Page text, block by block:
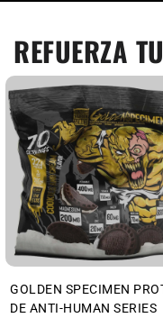
REFUERZA
GOLDEN SPECIMEN
DE ANTI-HUMAN SERIES